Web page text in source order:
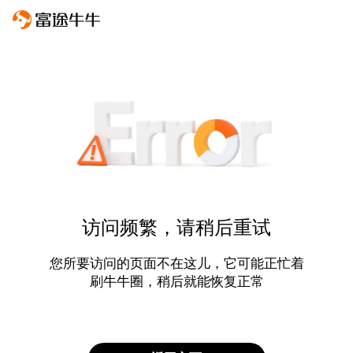
访问频繁，请稍后重试
您所要访问的页面不在这儿，它可能正忙着
刷牛牛圈，稍后就能恢复正常